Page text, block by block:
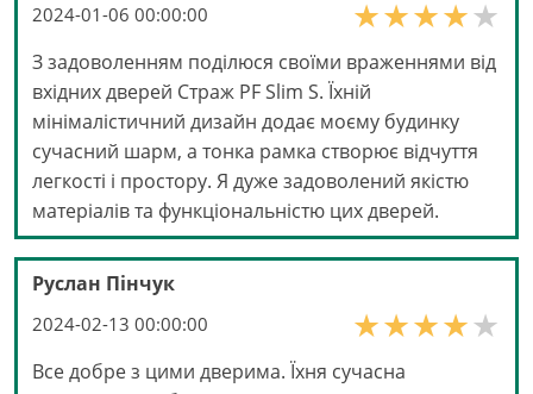
2024-01-06 00:00:00
З задоволенням поділюся своїми враженнями від
вхідних дверей Страж PF Slim S. Їхній
мінімалістичний дизайн додає моєму будинку
сучасний шарм, а тонка рамка створює відчуття
легкості і простору. Я дуже задоволений якістю
матеріалів та функціональністю цих дверей.
Руслан Пінчук
2024-02-13 00:00:00
Все добре з цими дверима. Їхня сучасна